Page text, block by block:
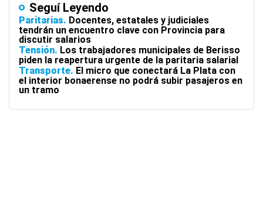
Seguí Leyendo
Paritarias
Docentes, estatales y judiciales
tendrán un encuentro clave con Provincia para
discutir salarios
Tensión
Los trabajadores municipales de Berisso
piden la reapertura urgente de la paritaria salarial
Transporte
El micro que conectará La Plata con
el interior bonaerense no podrá subir pasajeros en
un tramo